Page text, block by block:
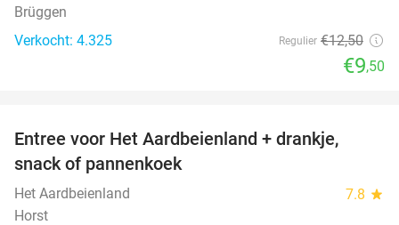
Brüggen
Verkocht: 4.325
Regulier €12,50
€9,50
Entree voor Het Aardbeienland + drankje,
snack of pannenkoek
Het Aardbeienland 7.8 star
Horst